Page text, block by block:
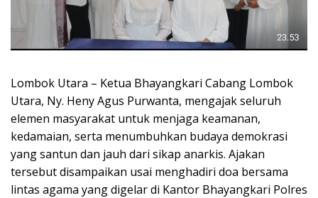
Lombok Utara – Ketua Bhayangkari Cabang Lombok
Utara, Ny. Heny Agus Purwanta, mengajak seluruh
elemen masyarakat untuk menjaga keamanan,
kedamaian, serta menumbuhkan budaya demokrasi
yang santun dan jauh dari sikap anarkis. Ajakan
tersebut disampaikan usai menghadiri doa bersama
lintas agama yang digelar di Kantor Bhayangkari Polres